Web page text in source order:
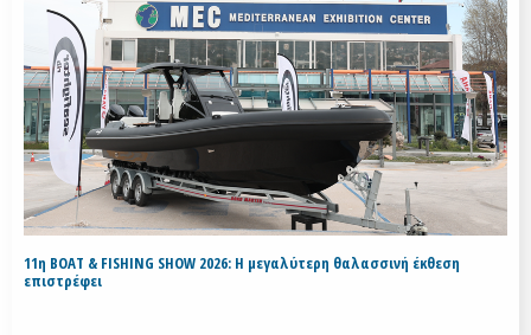
11η BOAT & FISHING SHOW 2026: Η μεγαλύτερη θαλασσινή έκθεση
επιστρέφει